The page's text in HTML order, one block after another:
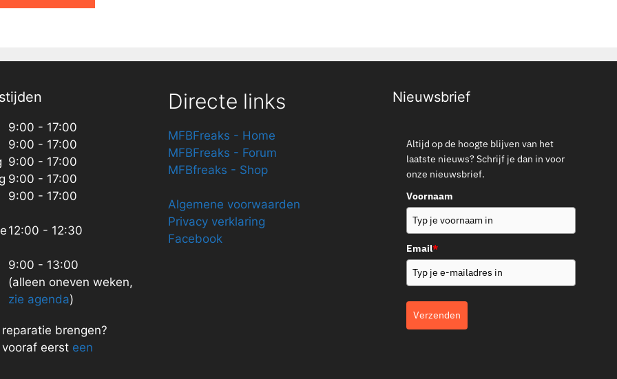
9:00 - 17:00
9:00 - 17:00
9:00 - 17:00
9:00 - 17:00
9:00 - 17:00
12:00 - 12:30
9:00 - 13:00
(alleen oneven weken,
zie agenda)
brengen?
eerst een
Directe links
MFBFreaks - Home
MFBFreaks - Forum
MFBfreaks - Shop
Algemene voorwaarden
Privacy verklaring
Facebook
Nieuwsbrief
Altijd op de hoogte blijven van het
laatste nieuws? Schrijf je dan in voor
onze nieuwsbrief.
Voornaam
Email*
Verzenden